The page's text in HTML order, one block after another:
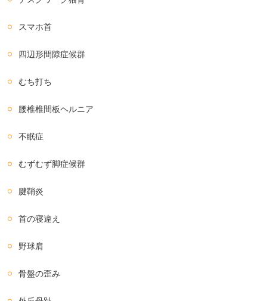
スマホ首
四辺形間隙症候群
むち打ち
腰椎椎間板ヘルニア
不眠症
むずむず脚症候群
腱鞘炎
首の寝違え
野球肩
骨盤の歪み